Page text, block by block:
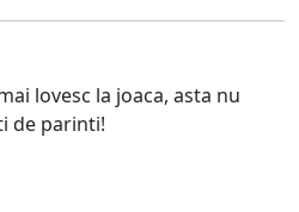
lovesc la joaca, asta nu
de parinti!